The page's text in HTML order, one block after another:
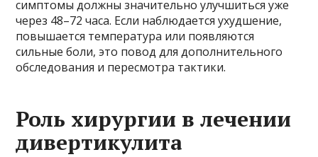
симптомы должны значительно улучшиться уже
через 48–72 часа. Если наблюдается ухудшение,
повышается температура или появляются
сильные боли, это повод для дополнительного
обследования и пересмотра тактики.
Роль хирургии в лечении
дивертикулита